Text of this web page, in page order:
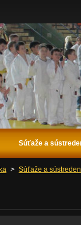
Súťaže a
> Súťaže a